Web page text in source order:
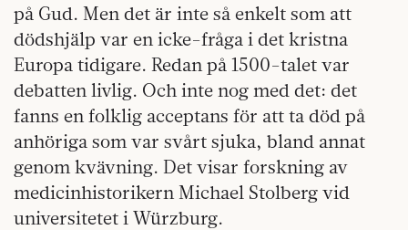
på Gud. Men det är inte så enkelt som att
dödshjälp var en icke-fråga i det kristna
Europa tidigare. Redan på 1500-talet var
debatten livlig. Och inte nog med det: det
fanns en folklig acceptans för att ta död på
anhöriga som var svårt sjuka, bland annat
genom kvävning. Det visar forskning av
medicinhistorikern Michael Stolberg vid
universitetet i Würzburg.